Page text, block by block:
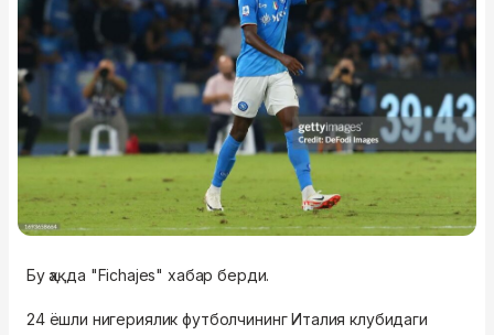
Бу ҳақда "Fichajes" хабар берди.
24 ёшли нигериялик футболчининг Италия клубидаги